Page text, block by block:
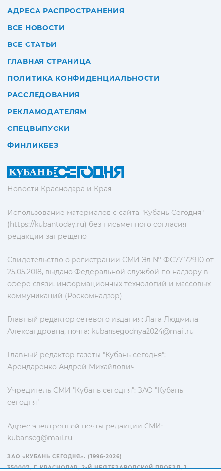
Новости Краснодара и Края
Использование материалов с сайта "Кубань Сегодня"
(https://kubantoday.ru) без письменного согласия
редакции запрещено
Свидетельство о регистрации СМИ Эл № ФС77-72910 от
25.05.2018, выдано Федеральной службой по надзору в
сфере связи, информационных технологий и массовых
коммуникаций (Роскомнадзор)
Главный редактор сетевого издания: Лата Людмила
Александровна, почта: kubansegodnya2024@mail.ru
Главный редактор газеты "Кубань сегодня":
Арендаренко Андрей Михайлович
Учредитель СМИ "Кубань сегодня": ЗАО "Кубань
сегодня"
Адрес электронной почты редакции СМИ:
kubanseg@mail.ru
АДРЕСА РАСПРОСТРАНЕНИЯ
ВСЕ НОВОСТИ
ВСЕ СТАТЬИ
ГЛАВНАЯ СТРАНИЦА
ПОЛИТИКА КОНФИДЕНЦИАЛЬНОСТИ
РАССЛЕДОВАНИЯ
РЕКЛАМОДАТЕЛЯМ
СПЕЦВЫПУСКИ
ФИНЛИКБЕЗ
ЗАО «КУБАНЬ СЕГОДНЯ». (1996-2026)
350007, Г. КРАСНОДАР, 2-Й НЕФТЕЗАВОДСКОЙ ПРОЕЗД, 1